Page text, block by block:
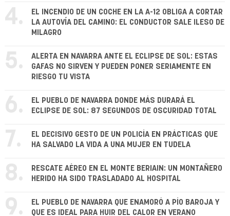
4.
EL INCENDIO DE UN COCHE EN LA A-12 OBLIGA A CORTAR
LA AUTOVÍA DEL CAMINO: EL CONDUCTOR SALE ILESO DE
MILAGRO
5.
ALERTA EN NAVARRA ANTE EL ECLIPSE DE SOL: ESTAS
GAFAS NO SIRVEN Y PUEDEN PONER SERIAMENTE EN
RIESGO TU VISTA
6.
EL PUEBLO DE NAVARRA DONDE MÁS DURARÁ EL
ECLIPSE DE SOL: 87 SEGUNDOS DE OSCURIDAD TOTAL
7.
EL DECISIVO GESTO DE UN POLICÍA EN PRÁCTICAS QUE
HA SALVADO LA VIDA A UNA MUJER EN TUDELA
8.
RESCATE AÉREO EN EL MONTE BERIAIN: UN MONTAÑERO
HERIDO HA SIDO TRASLADADO AL HOSPITAL
9.
EL PUEBLO DE NAVARRA QUE ENAMORÓ A PÍO BAROJA Y
QUE ES IDEAL PARA HUIR DEL CALOR EN VERANO